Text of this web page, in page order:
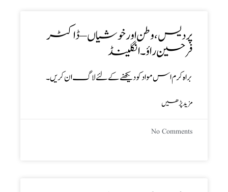
پردیس، وطن اور خوشیاں – ڈاکٹر
فرحین راؤ ۔ انگلینڈ
براہ کرم اس مواد کو دیکھنے کے لئے لاگ ان کریں۔
مزید پڑھیں
No Comments